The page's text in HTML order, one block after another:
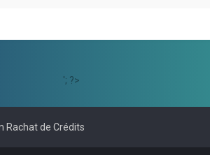
'; ?>
Rachat de Crédits